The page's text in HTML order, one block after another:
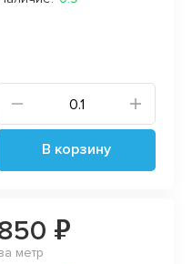
В корзину
₽
метр